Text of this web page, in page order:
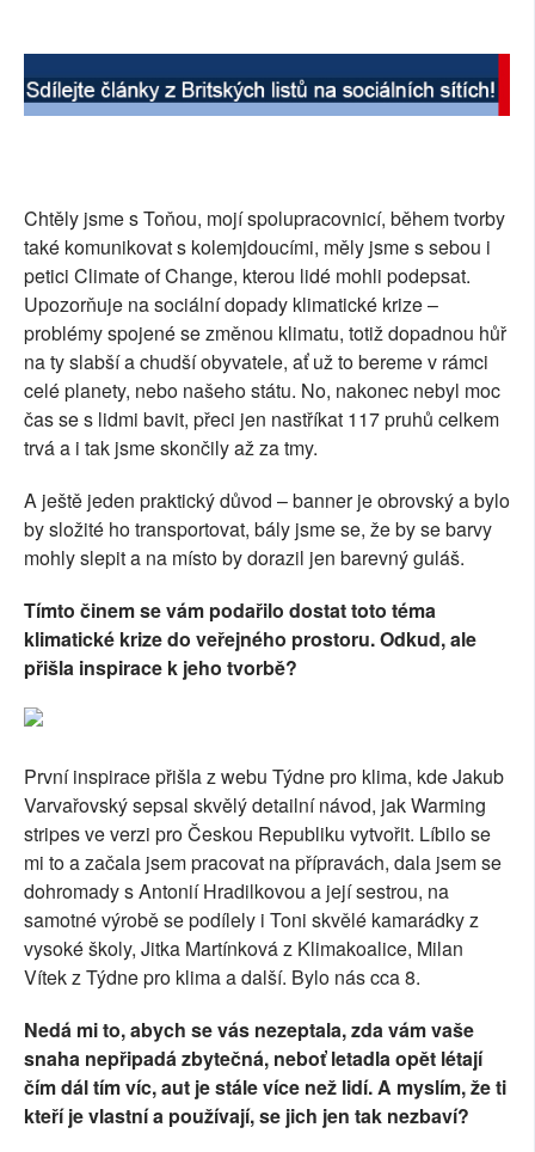
Chtěly jsme s Toňou, mojí spolupracovnicí, během tvorby
také komunikovat s kolemjdoucími, měly jsme s sebou i
petici Climate of Change, kterou lidé mohli podepsat.
Upozorňuje na sociální dopady klimatické krize –
problémy spojené se změnou klimatu, totiž dopadnou hůř
na ty slabší a chudší obyvatele, ať už to bereme v rámci
celé planety, nebo našeho státu. No, nakonec nebyl moc
čas se s lidmi bavit, přeci jen nastříkat 117 pruhů celkem
trvá a i tak jsme skončily až za tmy.
A ještě jeden praktický důvod – banner je obrovský a bylo
by složité ho transportovat, bály jsme se, že by se barvy
mohly slepit a na místo by dorazil jen barevný guláš.
Tímto činem se vám podařilo dostat toto téma
klimatické krize do veřejného prostoru. Odkud, ale
přišla inspirace k jeho tvorbě?
První inspirace přišla z webu Týdne pro klima, kde Jakub
Varvařovský sepsal skvělý detailní návod, jak Warming
stripes ve verzi pro Českou Republiku vytvořit. Líbilo se
mi to a začala jsem pracovat na přípravách, dala jsem se
dohromady s Antonií Hradilkovou a její sestrou, na
samotné výrobě se podílely i Toni skvělé kamarádky z
vysoké školy, Jitka Martínková z Klimakoalice, Milan
Vítek z Týdne pro klima a další. Bylo nás cca 8.
Nedá mi to, abych se vás nezeptala, zda vám vaše
snaha nepřipadá zbytečná, neboť letadla opět létají
čím dál tím víc, aut je stále více než lidí. A myslím, že ti
kteří je vlastní a používají, se jich jen tak nezbaví?